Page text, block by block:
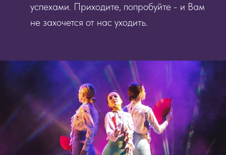
успехами. Приходите, попробуйте - и Вам
не захочется от нас уходить.